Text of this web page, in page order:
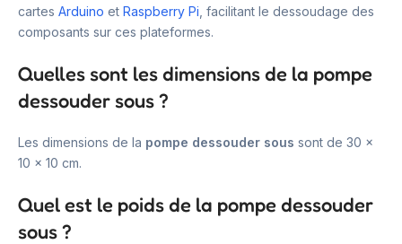
cartes Arduino et Raspberry Pi , facilitant le dessoudage des
composants sur ces plateformes.
Quelles sont les dimensions de la pompe
dessouder sous ?
Les dimensions de la pompe dessouder sous sont de 30 x
10 x 10 cm.
Quel est le poids de la pompe dessouder
sous ?